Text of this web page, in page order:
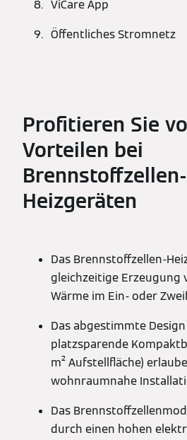
ViCare App
Öffentliches Stromnetz
Profitieren Sie
Vorteilen bei
Brennstoffzellen-
Heizgeräten
Das Brennstoffzellen-
gleichzeitige Erzeugung
Wärme im Ein- oder
Das abgestimmte
platzsparende
m² Aufstellfläche)
wohnraumnahe
Das
durch einen hohen